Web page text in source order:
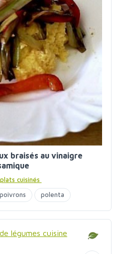
braisés au vinaigre
cuisinés
poivrons polenta